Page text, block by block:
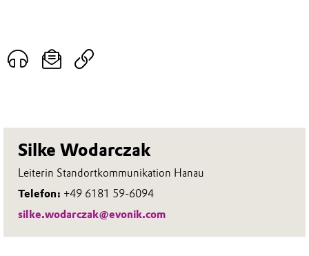
Silke Wodarczak
Leiterin Standortkommunikation Hanau
Telefon: +49 6181 59-6094
silke.wodarczak@evonik.com